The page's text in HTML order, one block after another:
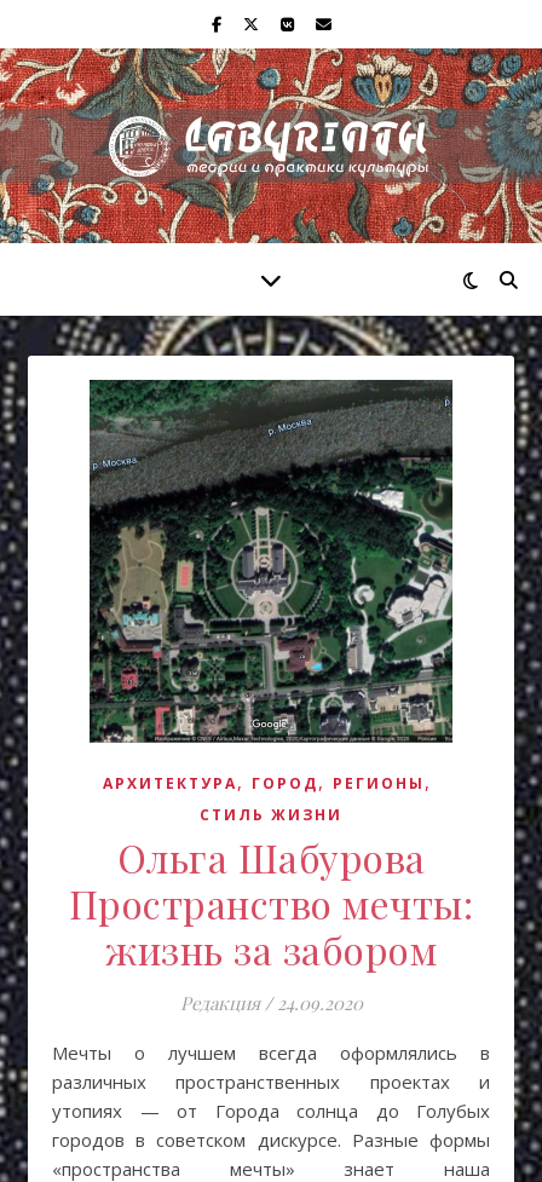
АРХИТЕКТУРА, ГОРОД, РЕГИОНЫ ,
СТИЛЬ ЖИЗНИ
Ольга Шабурова
Пространство мечты:
жизнь за забором
Редакция / 24.09.2020
Мечты о лучшем всегда оформлялись в
различных пространственных проектах и
утопиях — от Города солнца до Голубых
городов в советском дискурсе. Разные формы
«пространства мечты» знает наша